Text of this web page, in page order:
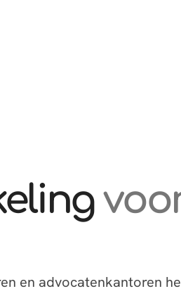
en advocatenkantoren